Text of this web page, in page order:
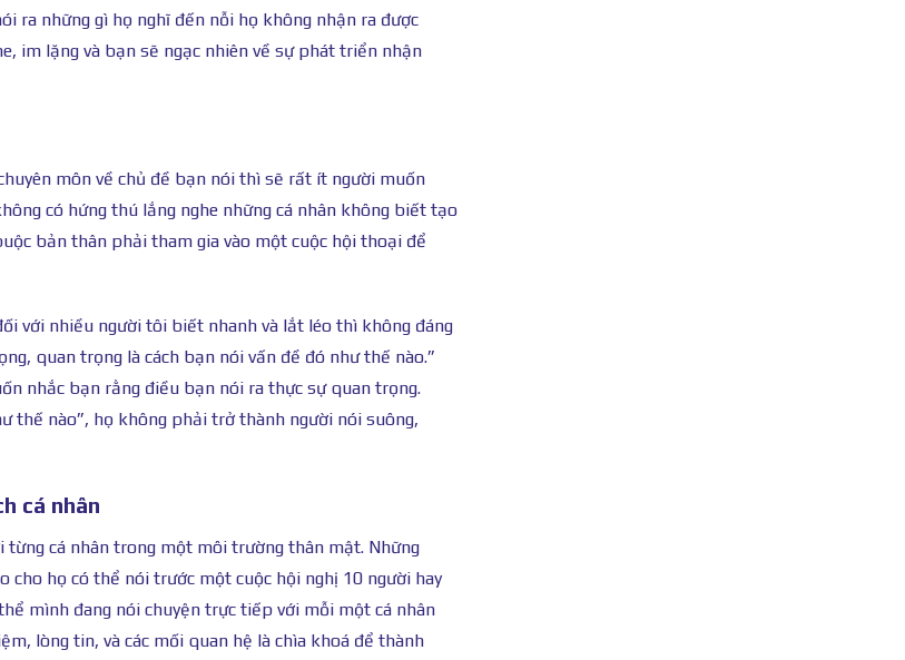
ra những gì họ nghĩ đến nỗi họ không nhận ra được
im lặng và bạn sẽ ngạc nhiên về sự phát triển nhận
môn về chủ đề bạn nói thì sẽ rất ít người muốn
có hứng thú lắng nghe những cá nhân không biết tạo
bản thân phải tham gia vào một cuộc hội thoại để
với nhiều người tôi biết nhanh và lắt léo thì không đáng
quan trọng là cách bạn nói vấn đề đó như thế nào.”
nhắc bạn rằng điều bạn nói ra thực sự quan trọng.
thế nào”, họ không phải trở thành người nói suông,
cá nhân
từng cá nhân trong một môi trường thân mật. Những
họ có thể nói trước một cuộc hội nghị 10 người hay
mình đang nói chuyện trực tiếp với mỗi một cá nhân
lòng tin, và các mối quan hệ là chìa khoá để thành